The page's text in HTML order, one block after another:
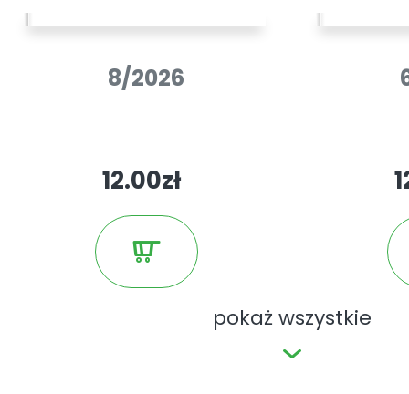
pewni, że zawarte w magazynie
najwyższej jakości.
pokaż wszystkie
8/2026
12.00zł